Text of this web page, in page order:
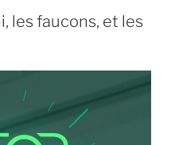
les faucons, et les